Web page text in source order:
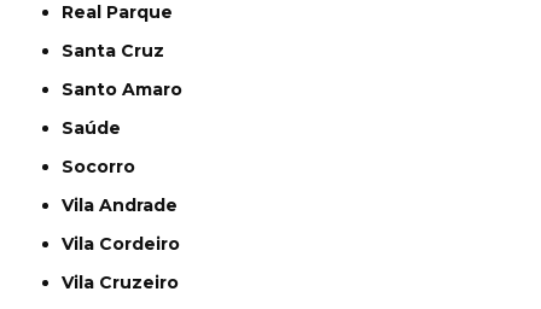
Real Parque
Santa Cruz
Santo Amaro
Saúde
Socorro
Vila Andrade
Vila Cordeiro
Vila Cruzeiro